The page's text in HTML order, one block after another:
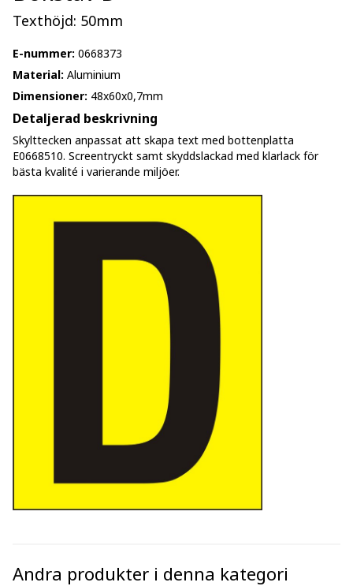
Texthöjd: 50mm
E-nummer: 0668373
Material: Aluminium
Dimensioner: 48x60x0,7mm
Detaljerad beskrivning
Skylttecken anpassat att skapa text med bottenplatta
E0668510. Screentryckt samt skyddslackad med klarlack för
bästa kvalité i varierande miljöer.
Andra produkter i denna kategori